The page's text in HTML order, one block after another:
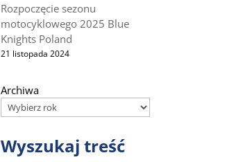
Rozpoczęcie sezonu
motocyklowego 2025 Blue
Knights Poland
21 listopada 2024
Archiwa
Wyszukaj treść